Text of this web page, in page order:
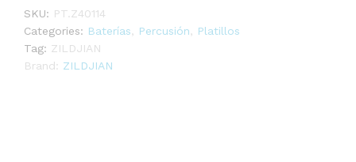
SKU: PT.Z40114
Categories: Baterías Percusión
Platillos
Tag: ZILDJIAN
Brand: ZILDJIAN